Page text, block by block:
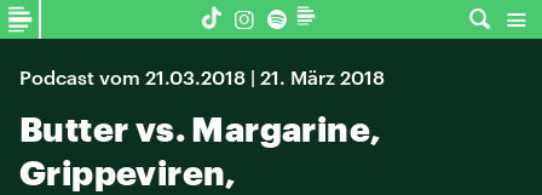
Podcast vom 21.03.2018 | 21. März 2018
Butter vs. Margarine,
Grippeviren,